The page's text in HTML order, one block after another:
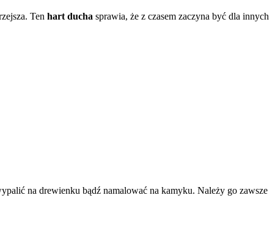
Ten hart ducha sprawia, że z czasem zaczyna być dla innych
na drewienku bądź namalować na kamyku. Należy go zawsze